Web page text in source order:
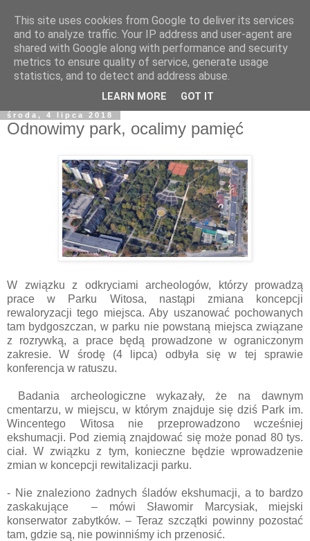
środa, 4 lipca 2018
Odnowimy park, ocalimy pamięć
W związku z odkryciami archeologów, którzy prowadzą
prace w Parku Witosa, nastąpi zmiana koncepcji
rewaloryzacji tego miejsca. Aby uszanować pochowanych
tam bydgoszczan, w parku nie powstaną miejsca związane
z rozrywką, a prace będą prowadzone w ograniczonym
zakresie. W środę (4 lipca) odbyła się w tej sprawie
konferencja w ratuszu.
Badania archeologiczne wykazały, że na dawnym
cmentarzu, w miejscu, w którym znajduje się dziś Park im.
Wincentego Witosa nie przeprowadzono wcześniej
ekshumacji. Pod ziemią znajdować się może ponad 80 tys.
ciał. W związku z tym, konieczne będzie wprowadzenie
zmian w koncepcji rewitalizacji parku.
- Nie znaleziono żadnych śladów ekshumacji, a to bardzo
zaskakujące – mówi Sławomir Marcysiak, miejski
konserwator zabytków. – Teraz szczątki powinny pozostać
tam, gdzie są, nie powinniśmy ich przenosić.
This site uses cookies from Google to deliver its services
and to analyze traffic. Your IP address and user-agent are
shared with Google along with performance and security
metrics to ensure quality of service, generate usage
statistics, and to detect and address abuse.
LEARN MORE GOT IT